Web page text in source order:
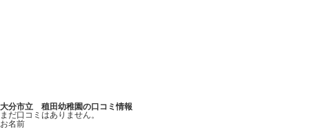
大分市立 稙田幼稚園の口コミ情報
まだ口コミはありません。
お名前